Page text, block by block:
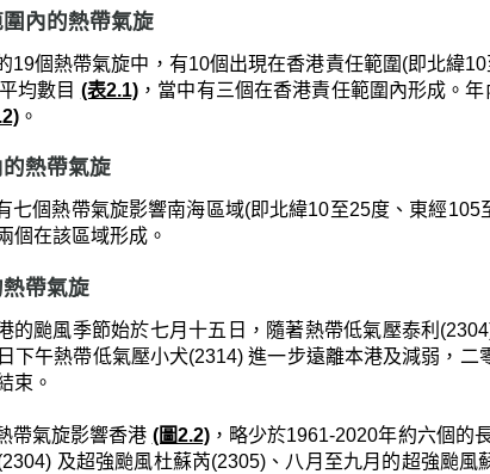
內的熱帶氣旋
19個熱帶氣旋中，有10個出現在香港責任範圍(即北緯
均數目 (表2.1) ，當中有三個在香港責任範圍內形成。
。
熱帶氣旋
七個熱帶氣旋影響南海區域(即北緯10至25度、東經
個在該區域形成。
帶氣旋
的颱風季節始於七月十五日，隨著熱帶低氣壓泰利
下午熱帶低氣壓小犬(2314) 進一步遠離本港及減弱，
束。
帶氣旋影響香港 (圖2.2)，略少於1961-2020年約六個的
及超強颱風杜蘇芮(2305)、八月至九月的超強颱風